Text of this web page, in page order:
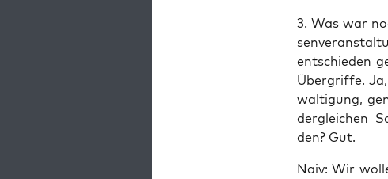
3. Was war
ent­schie­den
Über­grif­fe.
wal­ti­gung,
der­glei­chen
den? Gut.
Naiv: Wir